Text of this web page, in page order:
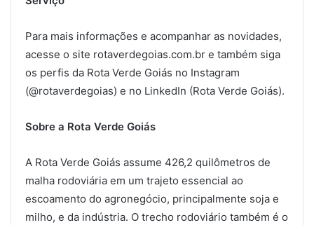
Para mais informações e acompanhar as novidades,
acesse o site rotaverdegoias.com.br e também siga
os perfis da Rota Verde Goiás no Instagram
(@rotaverdegoias) e no LinkedIn (Rota Verde Goiás).
Sobre a Rota Verde Goiás
A Rota Verde Goiás assume 426,2 quilômetros de
malha rodoviária em um trajeto essencial ao
escoamento do agronegócio, principalmente soja e
milho, e da indústria. O trecho rodoviário também é o